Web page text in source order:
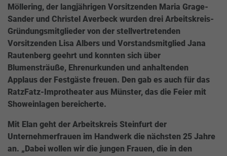
Möllering, der langjährigen Vorsitzenden Maria Grage-
Sander und Christel Averbeck wurden drei Arbeitskreis-
Gründungsmitglieder von der stellvertretenden
Vorsitzenden Lisa Albers und Vorstandsmitglied Jana
Rautenberg geehrt und konnten sich über
Blumensträuße, Ehrenurkunden und anhaltenden
Applaus der Festgäste freuen. Den gab es auch für das
RatzFatz-Improtheater aus Münster, das die Feier mit
Showeinlagen bereicherte.
Mit Elan geht der Arbeitskreis Steinfurt der
Unternehmerfrauen im Handwerk die nächsten 25 Jahre
an. „Dabei wollen wir die jungen Frauen, die in den